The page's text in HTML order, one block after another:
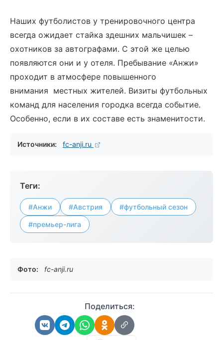
Наших футболистов у тренировочного центра
всегда ожидает стайка здешних мальчишек –
охотников за автографами. С этой же целью
появляются они и у отеля. Пребывание «Анжи»
проходит в атмосфере повышенного
внимания местных жителей. Визиты футбольных
команд для населения городка всегда событие.
Особенно, если в их составе есть знаменитости.
Источники: fc-anji.ru
Теги:
#Анжи #Австрия #футбольный сезон
#премьер-лига
Фото: fc-anji.ru
Поделиться: